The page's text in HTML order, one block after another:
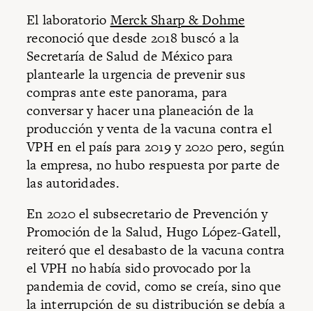
El laboratorio Merck Sharp & Dohme
reconoció que desde 2018 buscó a la
Secretaría de Salud de México para
plantearle la urgencia de prevenir sus
compras ante este panorama, para
conversar y hacer una planeación de la
producción y venta de la vacuna contra el
VPH en el país para 2019 y 2020 pero, según
la empresa, no hubo respuesta por parte de
las autoridades.
En 2020 el subsecretario de Prevención y
Promoción de la Salud, Hugo López-Gatell,
reiteró que el desabasto de la vacuna contra
el VPH no había sido provocado por la
pandemia de covid, como se creía, sino que
la interrupción de su distribución se debía a